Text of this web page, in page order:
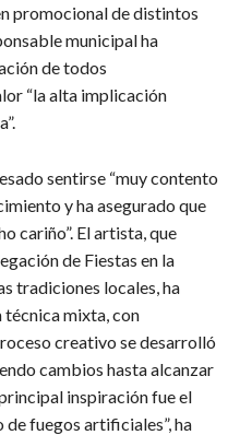
promocional de distintos
municipal ha
de todos
“la alta implicación
sentirse “muy contento
y ha asegurado que
cariño”. El artista, que
de Fiestas en la
tradiciones locales, ha
técnica mixta, con
creativo se desarrolló
cambios hasta alcanzar
inspiración fue el
fuegos artificiales”, ha